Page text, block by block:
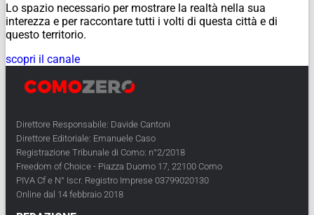
Lo spazio necessario per mostrare la realtà nella sua
interezza e per raccontare tutti i volti di questa città e di
questo territorio.
scopri il canale
Direttore Responsabile: Davide Cantoni
Direttore Editoriale: Emanuele Caso
Registrazione Tribunale di Como: n°2/2018
Freedom of Choice - Piazza Duomo 17, 22100 Como
PIVA Cf e N° Iscr. Registro Imprese 03799020130
Online dal 14 febbraio 2018